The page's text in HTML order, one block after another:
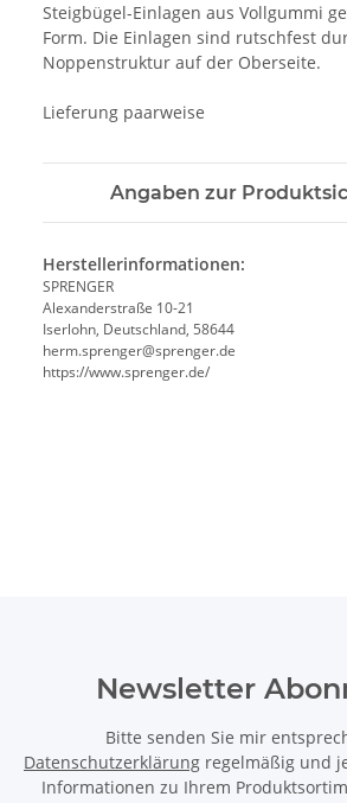
Steigbügel-Einlagen aus Vollgummi
Form. Die Einlagen sind rutschfest
Noppenstruktur auf der Oberseite.
Lieferung paarweise
Angaben zur
Herstellerinformationen:
SPRENGER
Alexanderstraße 10-21
Iserlohn, Deutschland, 58644
herm.sprenger@sprenger.de
https://www.sprenger.de/
Newsletter
Bitte senden Sie mir
Datenschutzerklärung regelmäßig und
Informationen zu Ihrem